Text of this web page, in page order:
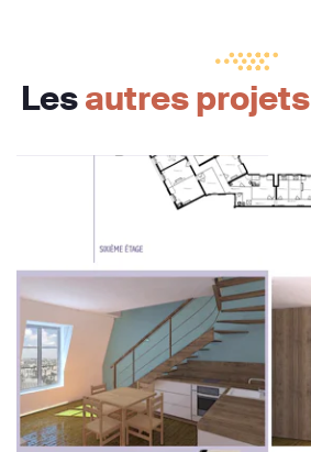
Lesautres projets